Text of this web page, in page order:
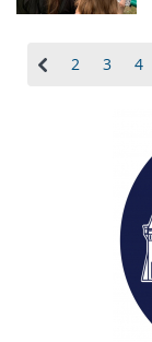
2 3 4